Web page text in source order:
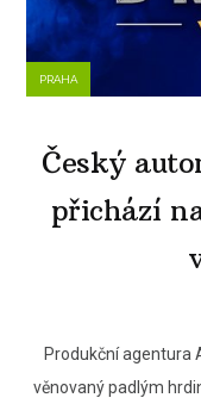
PRAHA
Český
přichází
Produkční agentura
věnovaný padlým